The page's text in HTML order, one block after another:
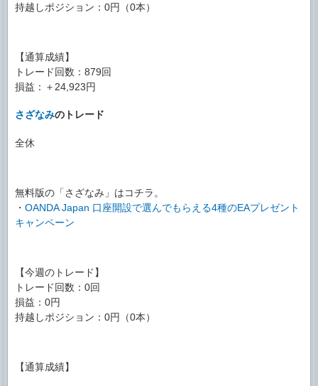
持越しポジション：0円（0本）
【通算成績】
トレード回数：879回
損益：＋24,923円
さざなみのトレード
全休
無料版の「さざなみ」はコチラ。
・ OANDA Japan 口座開設で選んでもらえる4種のEAプレゼント
キャンペーン
【今週のトレード】
トレード回数：0回
損益：0円
持越しポジション：0円（0本）
【通算成績】